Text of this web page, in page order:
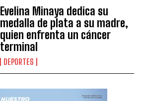
Evelina Minaya dedica su
medalla de plata a su madre,
quien enfrenta un cáncer
terminal
DEPORTES